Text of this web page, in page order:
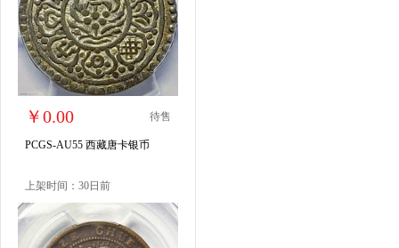
￥0.00 待售
PCGS-AU55 西藏唐卡银币
上架时间：30日前